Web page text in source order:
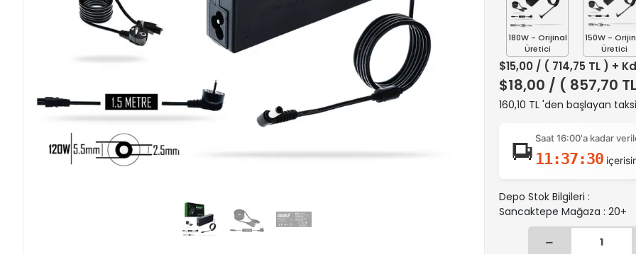
180W - Orijinal
Üretici
150W -
Üretici
$15,00 / ( 714,75 TL ) +
$18,00 / ( 857,70
160,10 TL 'den başlayan
Saat 16:00'a kadar
11:37:29
Depo Stok Bilgileri :
Sancaktepe Mağaza : 20+